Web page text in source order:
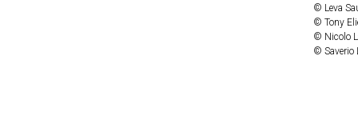
© Leva
© Tony
© Nicolo
© Saverio